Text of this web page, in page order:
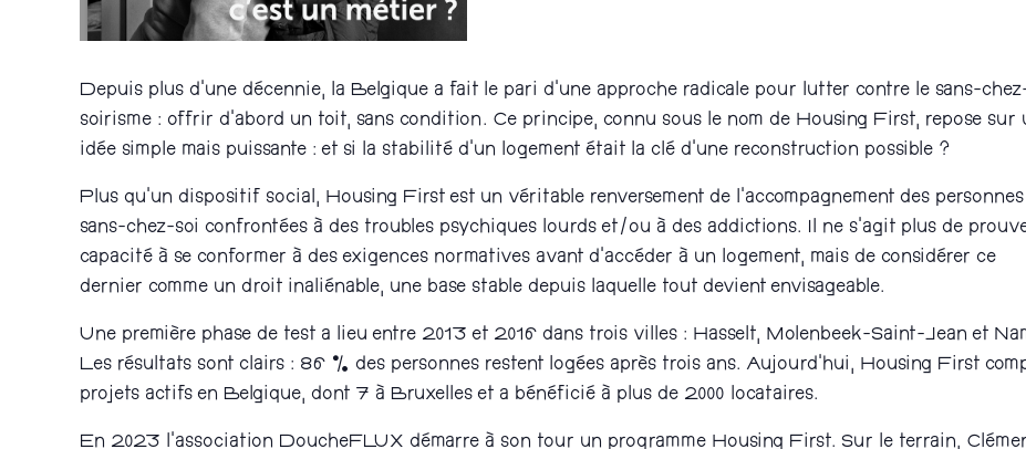
Depuis plus d’une décennie, la Belgique a fait le pari d’une approche radicale pour lutter contre le sans-
soirisme : offrir d’abord un toit, sans condition. Ce principe, connu sous le nom de Housing First, repose sur
idée simple mais puissante : et si la stabilité d’un logement était la clé d’une reconstruction possible ?
Plus qu’un dispositif social, Housing First est un véritable renversement de l’accompagnement des personnes
sans-chez-soi confrontées à des troubles psychiques lourds et/ou à des addictions. Il ne s’agit plus de
capacité à se conformer à des exigences normatives avant d’accéder à un logement, mais de considérer ce
dernier comme un droit inaliénable, une base stable depuis laquelle tout devient envisageable.
Une première phase de test a lieu entre 2013 et 2016 dans trois villes : Hasselt, Molenbeek-Saint-Jean et
Les résultats sont clairs : 86 % des personnes restent logées après trois ans. Aujourd’hui, Housing First
projets actifs en Belgique, dont 7 à Bruxelles et a bénéficié à plus de 2000 locataires.
En 2023 l’association DoucheFLUX démarre à son tour un programme Housing First. Sur le terrain,